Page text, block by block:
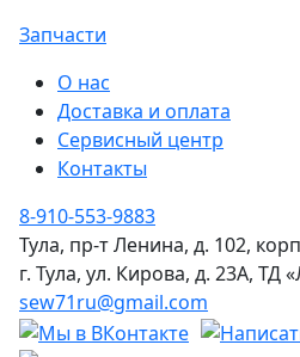
Запчасти
О нас
Доставка и оплата
Сервисный центр
Контакты
8-910-553-9883
Тула, пр-т Ленина, д. 102,
г. Тула, ул. Кирова, д. 23А, ТД
sew71ru@gmail.com